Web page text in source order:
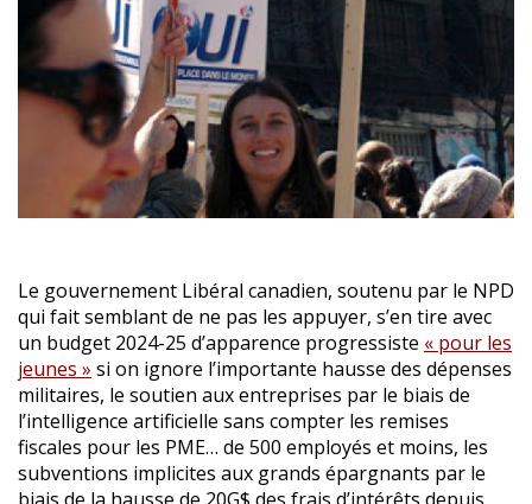
Le gouvernement Libéral canadien, soutenu par le NPD
qui fait semblant de ne pas les appuyer, s’en tire avec
un budget 2024-25 d’apparence progressiste « pour les
jeunes » si on ignore l’importante hausse des dépenses
militaires, le soutien aux entreprises par le biais de
l’intelligence artificielle sans compter les remises
fiscales pour les PME… de 500 employés et moins, les
subventions implicites aux grands épargnants par le